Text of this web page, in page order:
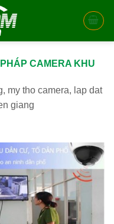
CAMERA KHU
my tho camera, lap dat
giang